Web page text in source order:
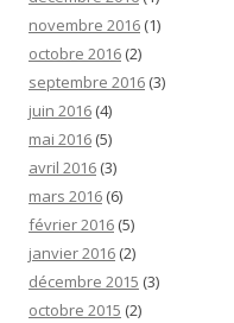
novembre 2016 (1)
octobre 2016 (2)
septembre 2016 (3)
juin 2016 (4)
mai 2016 (5)
avril 2016 (3)
mars 2016 (6)
février 2016 (5)
janvier 2016 (2)
décembre 2015 (3)
octobre 2015 (2)